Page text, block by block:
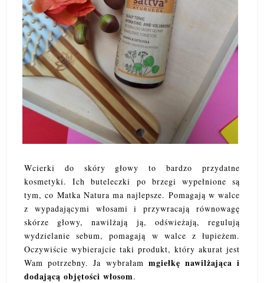
Wcierki do skóry głowy to bardzo przydatne
kosmetyki. Ich buteleczki po brzegi wypełnione są
tym, co Matka Natura ma najlepsze. Pomagają w walce
z wypadającymi włosami i przywracają równowagę
skórze głowy, nawilżają ją, odświeżają, regulują
wydzielanie sebum, pomagają w walce z łupieżem.
Oczywiście wybierajcie taki produkt, który akurat jest
Wam potrzebny. Ja wybrałam mgiełkę nawilżająca i
dodającą objętości włosom.